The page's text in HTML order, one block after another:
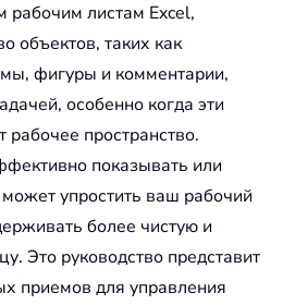
листам Excel,
объектов, таких как
фигуры и комментарии,
особенно когда эти
пространство.
показывать или
упростить ваш рабочий
более чистую и
Это руководство представит
приемов для управления